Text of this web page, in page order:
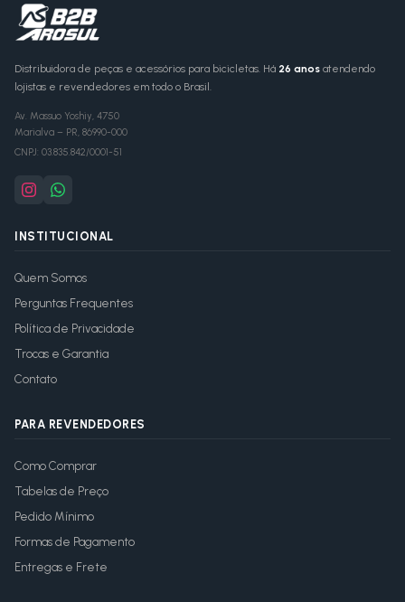
Distribuidora de peças e acessórios para bicicletas. Há 26 anos atendendo
lojistas e revendedores em todo o Brasil.
Av. Massuo Yoshiy, 4750
Marialva – PR, 86990-000
CNPJ: 03.835.842/0001-51
INSTITUCIONAL
Quem Somos
Perguntas Frequentes
Política de Privacidade
Trocas e Garantia
Contato
PARA REVENDEDORES
Como Comprar
Tabelas de Preço
Pedido Mínimo
Formas de Pagamento
Entregas e Frete